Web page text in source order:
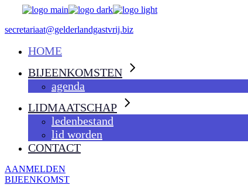
the
secretariaat@gelderlandgastvrij.biz
HOME
BIJEENKOMSTEN
agenda
LIDMAATSCHAP
ledenbestand
lid worden
CONTACT
AANMELDEN
BIJEENKOMST